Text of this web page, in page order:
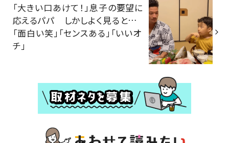
「大きい口あけて！」息子の要望に
応えるパパ しかしよく見ると…
「面白い笑」「センスある」「いいオ
チ」